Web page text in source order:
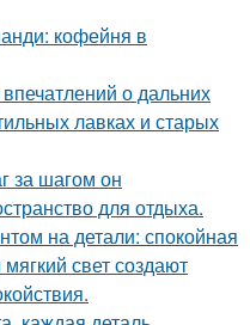
кофейня в
о дальних
лавках и старых
за шагом он
для отдыха.
на детали: спокойная
свет создают